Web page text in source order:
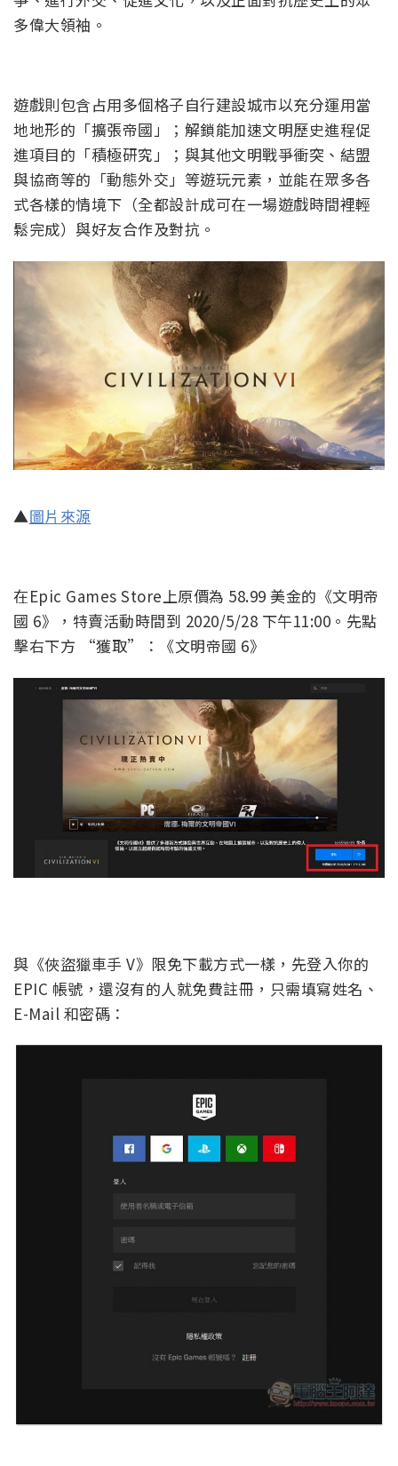
多偉大領袖。
遊戲則包含占用多個格子自行建設城市以充分運用當
地地形的「擴張帝國」；解鎖能加速文明歷史進程促
進項目的「積極研究」；與其他文明戰爭衝突、結盟
與協商等的「動態外交」等遊玩元素，並能在眾多各
式各樣的情境下（全都設計成可在一場遊戲時間裡輕
鬆完成）與好友合作及對抗。
▲圖片來源
在Epic Games Store上原價為 58.99 美金的《文明帝
國 6》，特賣活動時間到 2020/5/28 下午11:00。先點
擊右下方 “獲取”：《文明帝國 6》
與《俠盜獵車手 V》限免下載方式一樣，先登入你的
EPIC 帳號，還沒有的人就免費註冊，只需填寫姓名、
E-Mail 和密碼：